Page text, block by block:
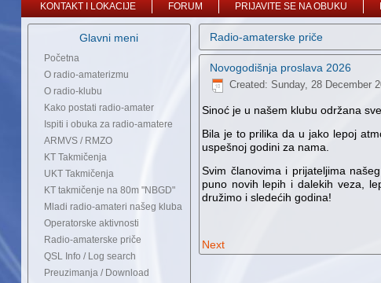
KONTAKT I LOKACIJE FORUM PRIJAVITE SE NA OBUKU
Glavni meni
Početna
O radio-amaterizmu
O radio-klubu
Kako postati radio-amater
Ispiti i obuka za radio-amatere
ARMVS / RMZO
KT Takmičenja
UKT Takmičenja
KT takmičenje na 80m "NBGD"
Mladi radio-amateri našeg kluba
Operatorske aktivnosti
Radio-amaterske priče
QSL Info / Log search
Preuzimanja / Download
Radio-amaterske priče
Novogodišnja proslava 2026
Created: Sunday, 28 December
Sinoć je u našem klubu održana
Bila je to prilika da u jako lepoj
uspešnoj godini za nama.
Svim članovima i prijateljima
puno novih lepih i dalekih veza,
družimo i sledećih godina!
Next